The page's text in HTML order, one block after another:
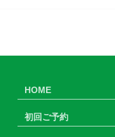
HOME
初回ご予約